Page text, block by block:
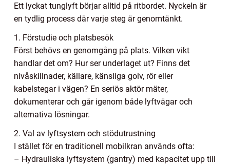
Ett lyckat tunglyft börjar alltid på ritbordet. Nyckeln är
en tydlig process där varje steg är genomtänkt.
1. Förstudie och platsbesök
Först behövs en genomgång på plats. Vilken vikt
handlar det om? Hur ser underlaget ut? Finns det
nivåskillnader, källare, känsliga golv, rör eller
kabelstegar i vägen? En seriös aktör mäter,
dokumenterar och går igenom både lyftvägar och
alternativa lösningar.
2. Val av lyftsystem och stödutrustning
I stället för en traditionell mobilkran används ofta:
– Hydrauliska lyftsystem (gantry) med kapacitet upp till